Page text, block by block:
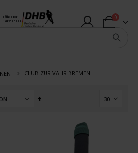
offizieller
Partner des
Warenkorb
0Artikel
CLUB ZUR VAHR BREMEN
In